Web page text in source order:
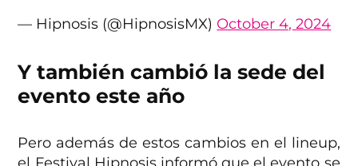
— Hipnosis (@HipnosisMX) October 4, 2024
Y también cambió la sede del
evento este año
Pero además de estos cambios en el lineup,